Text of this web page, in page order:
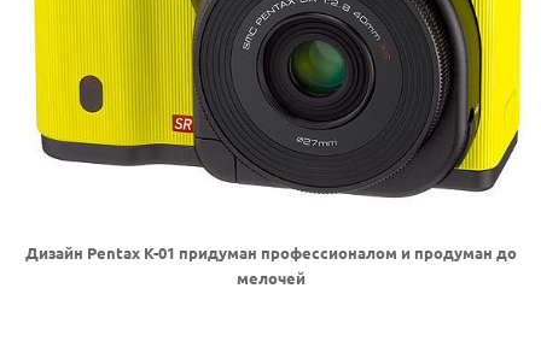
Дизайн Pentax K-01 придуман профессионалом и продуман до
мелочей